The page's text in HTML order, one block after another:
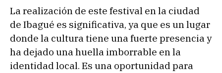
La realización de este festival en la ciudad
de Ibagué es significativa, ya que es un lugar
donde la cultura tiene una fuerte presencia y
ha dejado una huella imborrable en la
identidad local. Es una oportunidad para